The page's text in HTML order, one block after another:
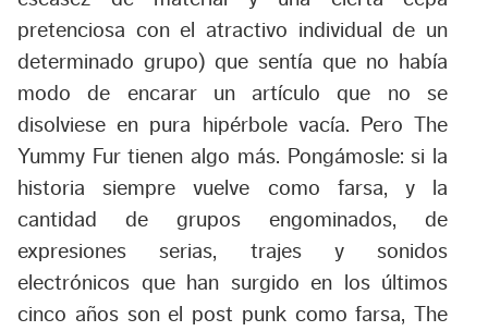
pretenciosa con el atractivo individual de un
determinado grupo) que sentía que no había
modo de encarar un artículo que no se
disolviese en pura hipérbole vacía. Pero The
Yummy Fur tienen algo más. Pongámosle: si la
historia siempre vuelve como farsa, y la
cantidad de grupos engominados, de
expresiones serias, trajes y sonidos
electrónicos que han surgido en los últimos
cinco años son el post punk como farsa, The